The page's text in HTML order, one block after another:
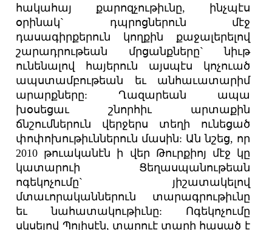
հակահայ քարոզչութիւնը, ինչպէս
օրինակ` դպրոցներուն մէջ
դասագիրքերուն կողքին քաջալերելով
շարադրութեան մրցանքները` նիւթ
ունենալով հայերուն այսպէս կոչուած
ապստամբութեան եւ անհաւատարիմ
արարքները: Ղազարեան ապա
խօսեցաւ շնորհիւ արտաքին
ճնշումներուն վերջերս տեղի ունեցած
փոփոխութիւններուն մասին: Ան նշեց, որ
2010 թուականէն ի վեր Թուրքիոյ մէջ կը
կատարուի Ցեղասպանութեան
ոգեկոչումը` յիշատակելով
մտաւորականներուն տարագրութիւնը
եւ նահատակութիւնը: Ոգեկոչումը
սկսելով Պոլիսէն, տարուէ տարի հասած է